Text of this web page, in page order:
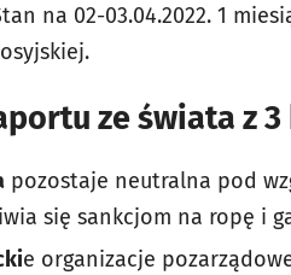
na 02-03.04.2022. 1
ze świata z
pozostaje neutralna pod
się sankcjom na ropę i
e organizacje